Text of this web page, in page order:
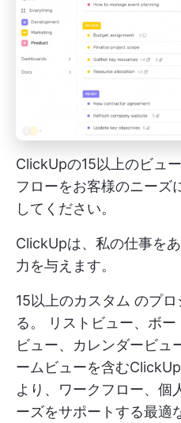
ClickUpの15以上のビュ
フローをお客様のニーズ
してください。
ClickUpは、私の仕事を
力を与えます。
15以上のカスタム のプロ
る。
リストビュー、ボ
ビュー、カレンダービュ
ームビューを含む
より、ワークフロー、個
ーズをサポートする最適